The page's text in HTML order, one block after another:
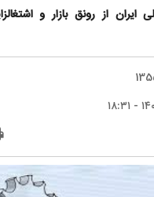
از رونق بازار و